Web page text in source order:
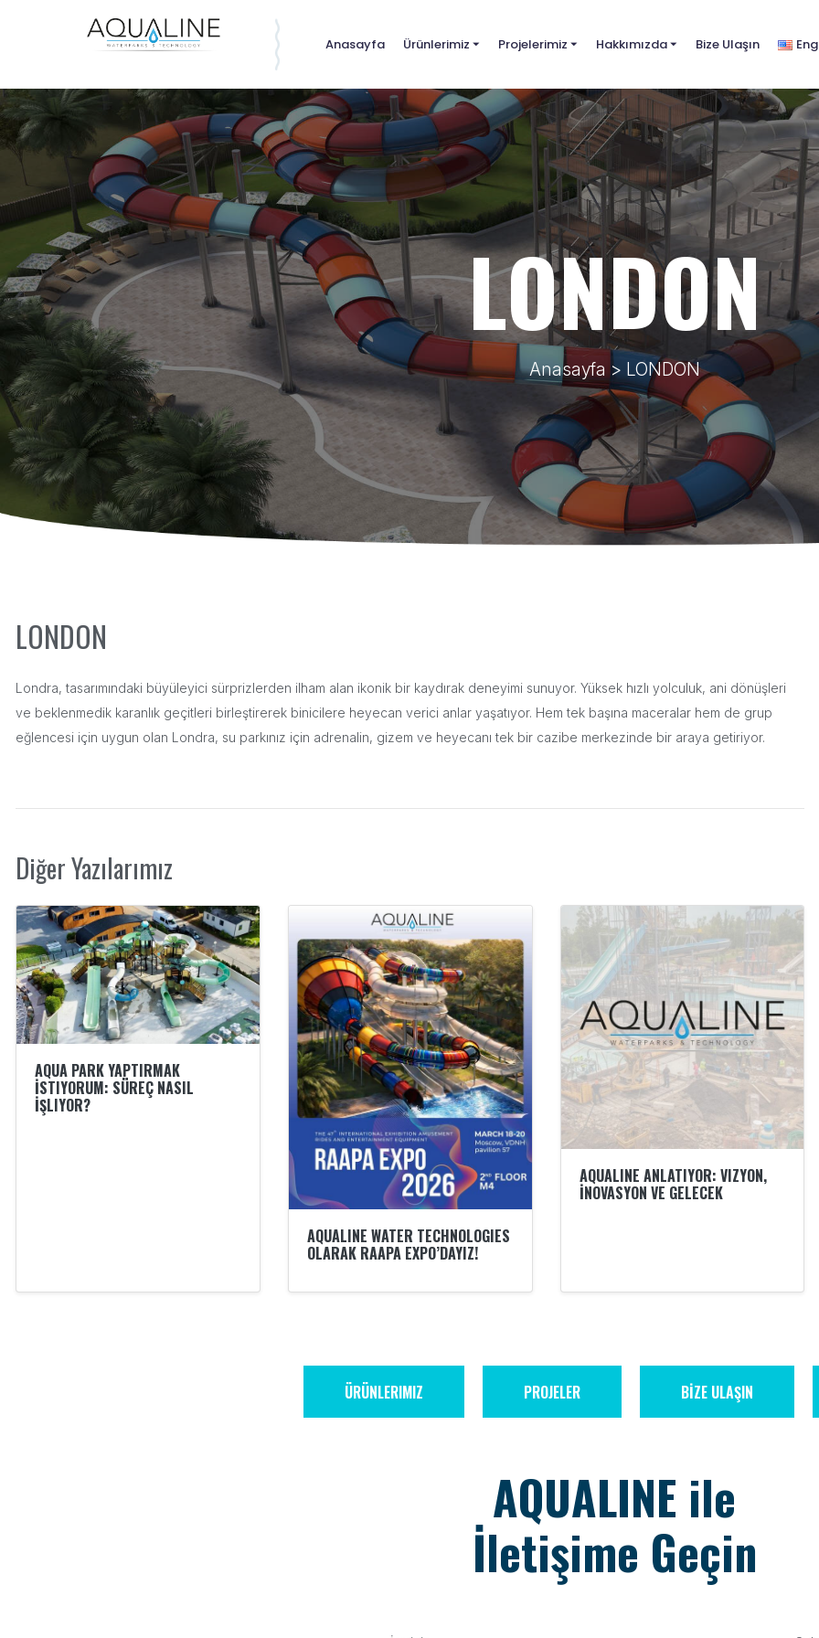
Anasayfa Ürünlerimiz⏷ Projelerimiz⏷ Hakkımızda⏷ Bize Ulaşın
LONDON
Anasayfa > LONDON
LONDON
Londra, tasarımındaki büyüleyici sürprizlerden ilham alan ikonik bir kaydırak deneyimi sunuyor. Yüksek hızlı yolculuk, ani dönüşleri
ve beklenmedik karanlık geçitleri birleştirerek binicilere heyecan verici anlar yaşatıyor. Hem tek başına maceralar hem de grup
eğlencesi için uygun olan Londra, su parkınız için adrenalin, gizem ve heyecanı tek bir cazibe merkezinde bir araya getiriyor.
Diğer Yazılarımız
AQUA PARK YAPTIRMAK
İSTIYORUM: SÜREÇ NASIL
İŞLIYOR?
AQUALINE WATER TECHNOLOGIES
OLARAK RAAPA EXPO’DAYIZ!
AQUALINE ANLATIYOR: VIZYON,
İNOVASYON VE GELECEK
ÜRÜNLERIMIZ PROJELER BİZE ULAŞIN
AQUALINE ile
İletişime Geçin